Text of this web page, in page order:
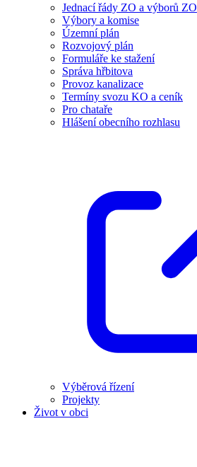
Jednací řády ZO a výborů ZO
Výbory a komise
Územní plán
Rozvojový plán
Formuláře ke stažení
Správa hřbitova
Provoz kanalizace
Termíny svozu KO a ceník
Pro chataře
Hlášení obecního rozhlasu
Výběrová řízení
Projekty
Život v obci